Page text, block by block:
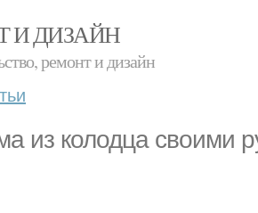
И ДИЗАЙН
ремонт и дизайн
из колодца своими